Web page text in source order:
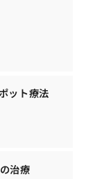
ット療法
治療